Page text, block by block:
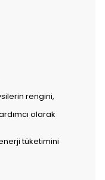
rengini,
olarak
tüketimini